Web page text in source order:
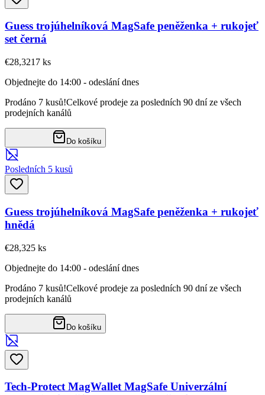
Guess trojúhelníková MagSafe peněženka + rukojeť
set černá
€28,3217 ks
Objednejte do 14:00 - odeslání dnes
Prodáno 7 kusů!Celkové prodeje za posledních 90 dní ze všech
prodejních kanálů
Do košíku
Posledních 5 kusů
Guess trojúhelníková MagSafe peněženka + rukojeť
hnědá
€28,325 ks
Objednejte do 14:00 - odeslání dnes
Prodáno 7 kusů!Celkové prodeje za posledních 90 dní ze všech
prodejních kanálů
Do košíku
Tech-Protect MagWallet MagSafe Univerzální